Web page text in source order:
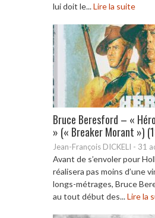
lui doit le...Lire la suite
Bruce Beresford – «
» (« Breaker Morant »)
Jean-François DICKELI - 31
Avant de s’envoler pour
réalisera pas moins d’une
longs-métrages, Bruce
au tout début des...Lire la